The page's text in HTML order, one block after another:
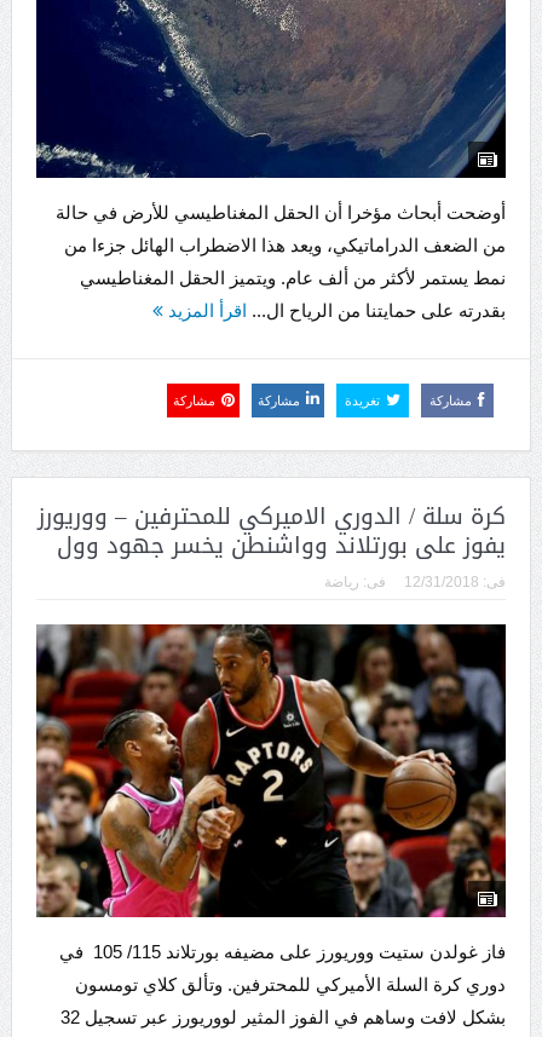
أوضحت أبحاث مؤخرا أن الحقل المغناطيسي للأرض في حالة
من الضعف الدراماتيكي، ويعد هذا الاضطراب الهائل جزءا من
نمط يستمر لأكثر من ألف عام. ويتميز الحقل المغناطيسي
بقدرته على حمايتنا من الرياح ال... اقرأ المزيد
مشاركة تغريدة مشاركة مشاركة
كرة سلة / الدوري الاميركي للمحترفين – ووريورز
يفوز على بورتلاند وواشنطن يخسر جهود وول
فى: 12/31/2018 فى: رياضة
فاز غولدن ستيت ووريورز على مضيفه بورتلاند 115/ 105 في
دوري كرة السلة الأميركي للمحترفين. وتألق كلاي تومسون
بشكل لافت وساهم في الفوز المثير لووريورز عبر تسجيل 32